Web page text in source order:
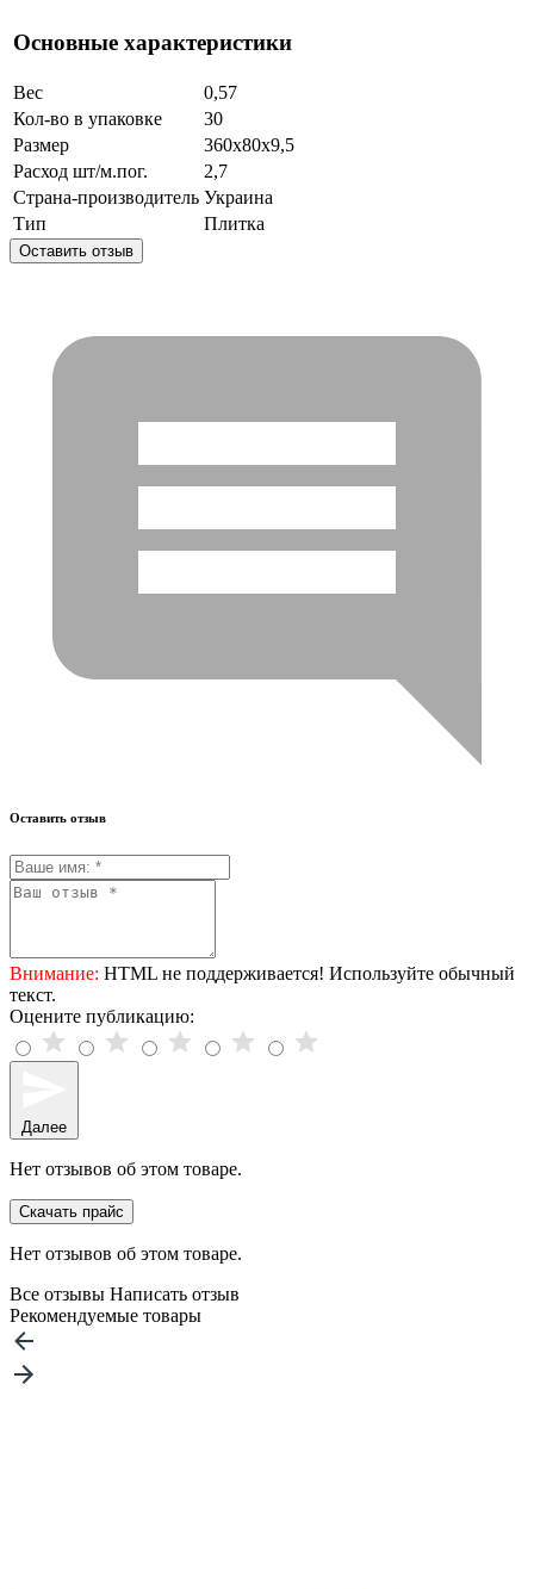
Основные характеристики
Вес
0,57
Кол-во в упаковке
30
Размер
360х80х9,5
Расход шт/м.пог.
2,7
Страна-производитель Украина
Тип
Плитка
Оставить отзыв
Оставить отзыв
Внимание: HTML не поддерживается! Используйте обычный
текст.
Оцените публикацию:
Далее
Нет отзывов об этом товаре.
Скачать прайс
Нет отзывов об этом товаре.
Все отзывы Написать отзыв
Рекомендуемые товары